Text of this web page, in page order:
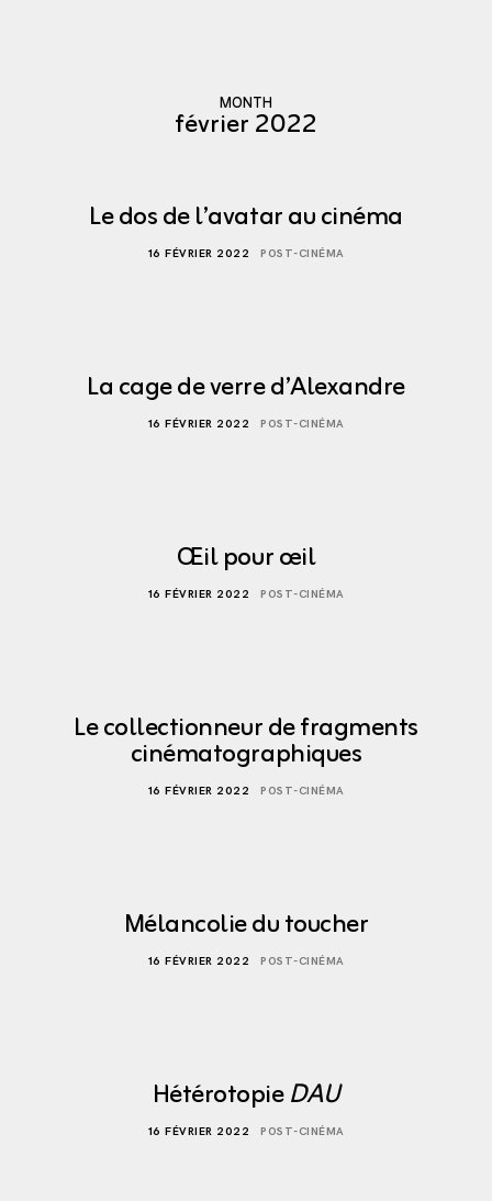
MONTH
février 2022
Le dos de l’avatar au cinéma
16 FÉVRIER 2022 POST-CINÉMA
La cage de verre d’Alexandre
16 FÉVRIER 2022 POST-CINÉMA
Œil pour œil
16 FÉVRIER 2022 POST-CINÉMA
Le collectionneur de fragments
cinématographiques
16 FÉVRIER 2022 POST-CINÉMA
Mélancolie du toucher
16 FÉVRIER 2022 POST-CINÉMA
HétérotopieDAU
16 FÉVRIER 2022 POST-CINÉMA